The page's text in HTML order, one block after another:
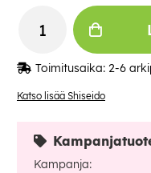
Katso lisää Shiseido
Toimitusaika: 2-6
Kampanja: